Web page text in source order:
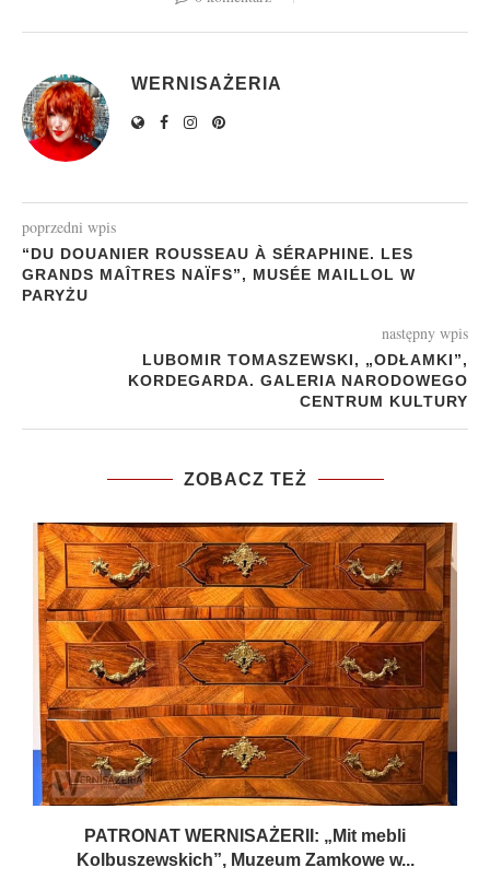
WERNISAŻERIA
poprzedni wpis
“DU DOUANIER ROUSSEAU À SÉRAPHINE. LES
GRANDS MAÎTRES NAÏFS”, MUSÉE MAILLOL W
PARYŻU
następny wpis
LUBOMIR TOMASZEWSKI, „ODŁAMKI”,
KORDEGARDA. GALERIA NARODOWEGO
CENTRUM KULTURY
ZOBACZ TEŻ
PATRONAT WERNISAŻERII: „Mit mebli
Kolbuszewskich”, Muzeum Zamkowe w...